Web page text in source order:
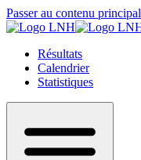
Passer au contenu principal
Résultats
Calendrier
Statistiques